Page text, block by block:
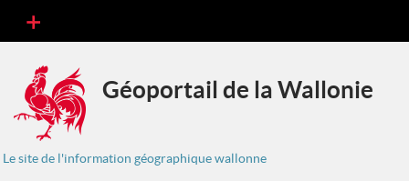
Géoportail de la Wallonie
Le site de l'information géographique wallonne